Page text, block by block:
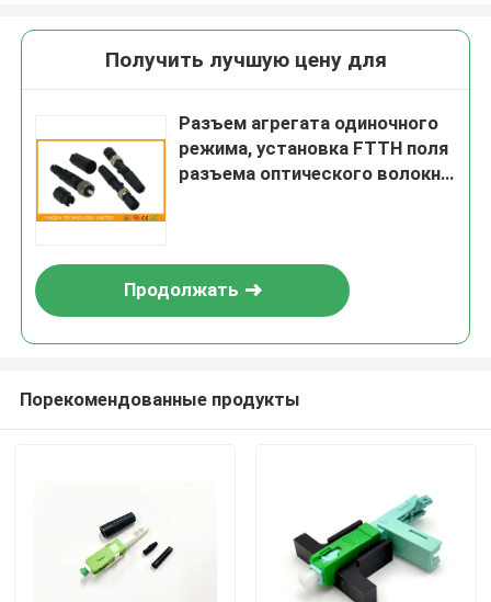
Получить лучшую цену для
Разъем агрегата одиночного
режима, установка FTTH поля
разъема оптического волокна
Продолжать
Порекомендованные продукты